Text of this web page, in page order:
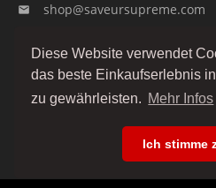
Diese Website verwendet
das beste Einkaufserlebnis
zu gewährleisten. Mehr Infos
Ich stimme
 shop@saveursupreme.com
Guck